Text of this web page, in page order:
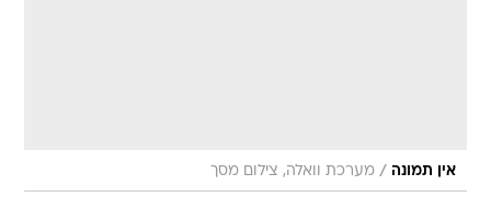
אין תמונה / מערכת וואלה, צילום מסך